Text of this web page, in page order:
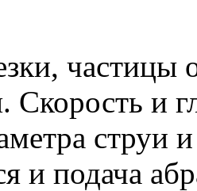
частицы
Скорость и
струи
и подача